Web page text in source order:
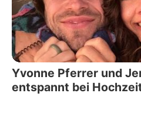
Yvonne Pferrer und
entspannt bei